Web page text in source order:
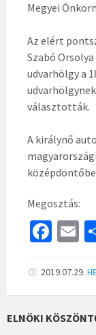
Megyei
Az elért
Szabó
udvarhölgy a
választották.
A királynő
Megosztás:
Fa
b
o
o
E
ai
l
2019.07.29.
ELNÖKI